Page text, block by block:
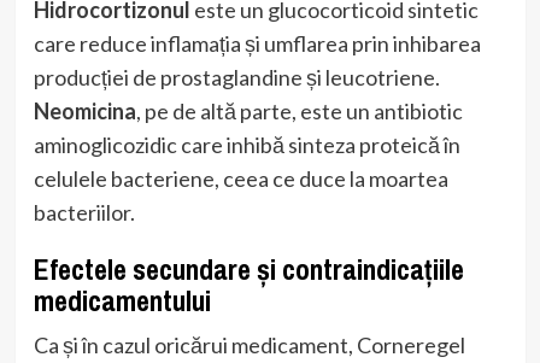
Hidrocortizonul este un glucocorticoid sintetic
care reduce inflamația și umflarea prin inhibarea
producției de prostaglandine și leucotriene.
Neomicina, pe de altă parte, este un antibiotic
aminoglicozidic care inhibă sinteza proteică în
celulele bacteriene, ceea ce duce la moartea
bacteriilor.
Efectele secundare și contraindicațiile
medicamentului
Ca și în cazul oricărui medicament, Corneregel